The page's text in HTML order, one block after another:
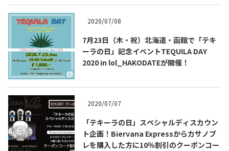
COPYRIGHT © JUAST All rights reserved.
2020/07/08
7月23日（木・祝）北海道・函館で「テキ
ーラの日」記念イベントTEQUILA DAY
2020 in lol_HAKODATEが開催！
2020/07/07
「テキーラの日」スペシャルディスカウン
ト企画！Biervana Expressからカサノブ
レを購入した方に10％割引のクーポンコー